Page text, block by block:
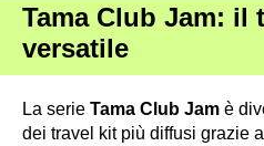
Tama Club Jam: il
versatile
La serie Tama Club Jam è
dei travel kit più diffusi grazie